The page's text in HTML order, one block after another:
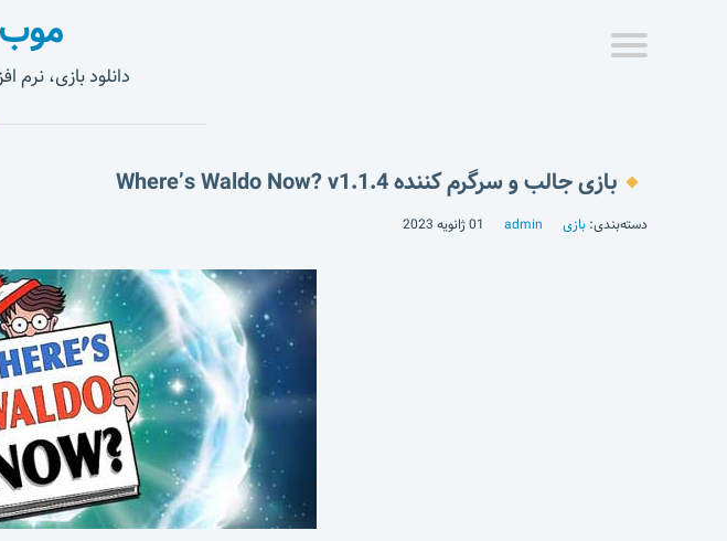
دانلود بازی، نرم
بازی جالب و سرگرم کننده Where’s Waldo Now? v1.1.4
دسته‌بندی: بازی admin 01 ژانویه 2023